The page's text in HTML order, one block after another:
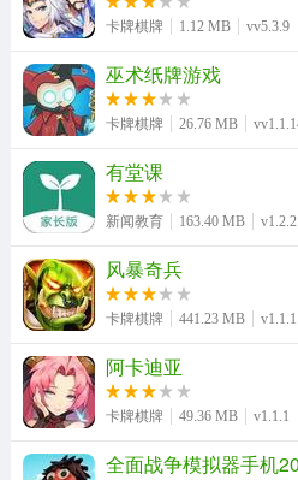
卡牌棋牌 1.12 MB vv5.3.9
巫术纸牌游戏
卡牌棋牌 26.76 MB
有堂课
新闻教育 163.40 MB v1.2.2
风暴奇兵
卡牌棋牌 441.23 MB v1.1.1
阿卡迪亚
卡牌棋牌 49.36 MB v1.1.1
全面战争模拟器手机